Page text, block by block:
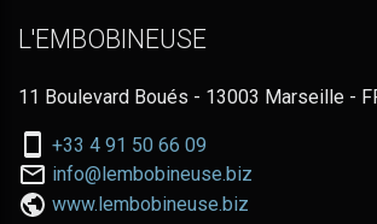
L'EMBOBINEUSE
11 Boulevard Boués - 13003 Marseille -
Nous
téléphoner
au:
+33 4 91 50 66 09
Nous
contacter
info@lembobineuse.biz
www.lembobineuse.biz